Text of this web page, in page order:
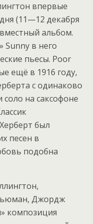
впервые
(11—12 декабря
альбом.
в него
пьесы. Poor
ещё в 1916 году,
с одинаково
на саксофоне
был
песен в
подобна
Джордж
композиция